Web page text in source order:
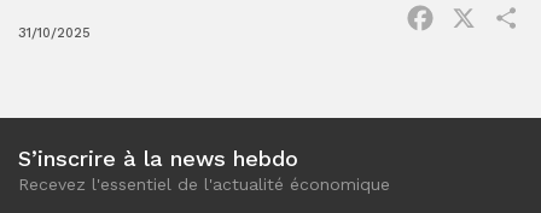
31/10/2025
Facebook
S’inscrire à la news hebdo
Recevez l'essentiel de l'actualité économique